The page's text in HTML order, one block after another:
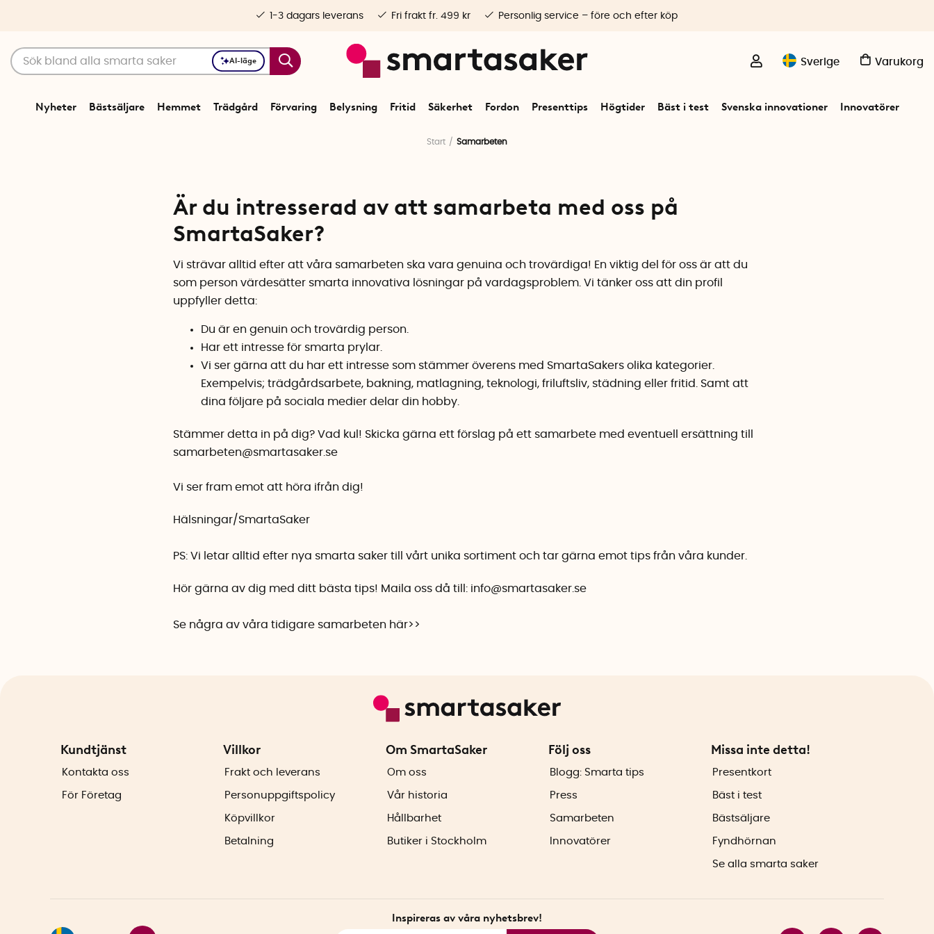
AI-läge Sverige Varukorg
Nyheter Bästsäljare Hemmet Trädgård Förvaring Belysning Fritid Säkerhet Fordon Presenttips Högtider Bäst i test Svenska innovationer Innovatörer
1-3 dagars leverans Fri frakt fr. 499 kr Personlig service – före och efter köp
Start Samarbeten
Är du intresserad av att samarbeta med oss på
SmartaSaker?
Vi strävar alltid efter att våra samarbeten ska vara genuina och trovärdiga! En viktig del för oss är att du
som person värdesätter smarta innovativa lösningar på vardagsproblem. Vi tänker oss att din profil
uppfyller detta:
Du är en genuin och trovärdig person.
Har ett intresse för smarta prylar.
Vi ser gärna att du har ett intresse som stämmer överens med SmartaSakers olika kategorier.
Exempelvis; trädgårdsarbete, bakning, matlagning, teknologi, friluftsliv, städning eller fritid. Samt att
dina följare på sociala medier delar din hobby.
Stämmer detta in på dig? Vad kul! Skicka gärna ett förslag på ett samarbete med eventuell ersättning till
samarbeten@smartasaker.se
Vi ser fram emot att höra ifrån dig!
Hälsningar/SmartaSaker
PS: Vi letar alltid efter nya smarta saker till vårt unika sortiment och tar gärna emot tips från våra kunder.
Hör gärna av dig med ditt bästa tips! Maila oss då till: info@smartasaker.se
Se några av våra tidigare samarbeten här>>
Kundtjänst
Kontakta oss
För Företag
Villkor
Frakt och leverans
Personuppgiftspolicy
Köpvillkor
Betalning
Om SmartaSaker
Om oss
Vår historia
Hållbarhet
Butiker i Stockholm
Följ oss
Blogg: Smarta tips
Press
Samarbeten
Innovatörer
Missa inte detta!
Presentkort
Bäst i test
Bästsäljare
Fyndhörnan
Se alla smarta saker
Inspireras av våra nyhetsbrev!